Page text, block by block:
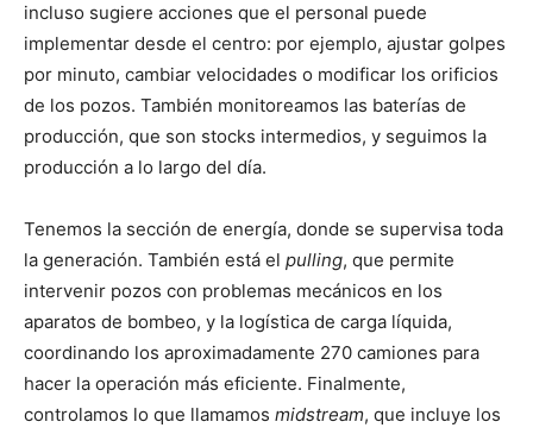
incluso sugiere acciones que el personal puede
implementar desde el centro: por ejemplo, ajustar golpes
por minuto, cambiar velocidades o modificar los orificios
de los pozos. También monitoreamos las baterías de
producción, que son stocks intermedios, y seguimos la
producción a lo largo del día.
Tenemos la sección de energía, donde se supervisa toda
la generación. También está el pulling, que permite
intervenir pozos con problemas mecánicos en los
aparatos de bombeo, y la logística de carga líquida,
coordinando los aproximadamente 270 camiones para
hacer la operación más eficiente. Finalmente,
controlamos lo que llamamos midstream, que incluye los